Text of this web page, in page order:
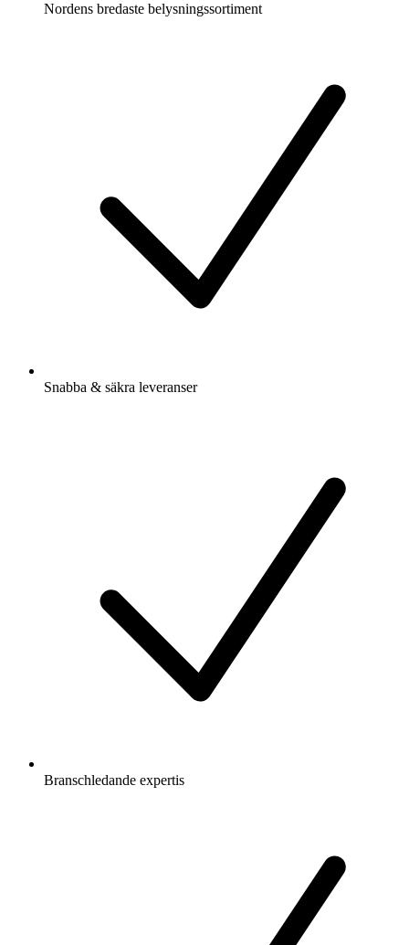
Nordens bredaste belysningssortiment
Snabba & säkra leveranser
Branschledande expertis